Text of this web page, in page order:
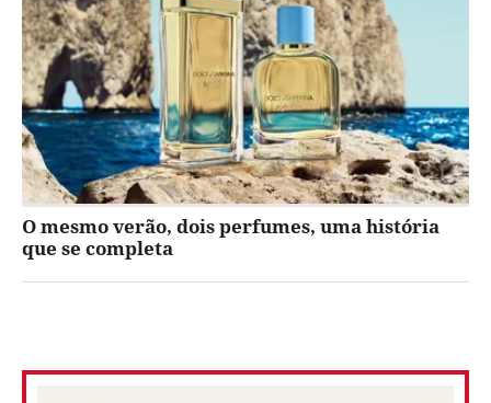
O mesmo verão, dois perfumes, uma história
que se completa